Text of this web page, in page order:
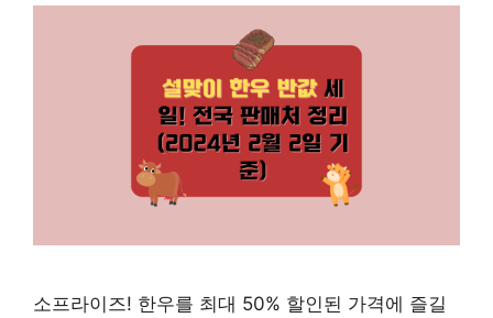
소프라이즈! 한우를 최대 50% 할인된 가격에 즐길